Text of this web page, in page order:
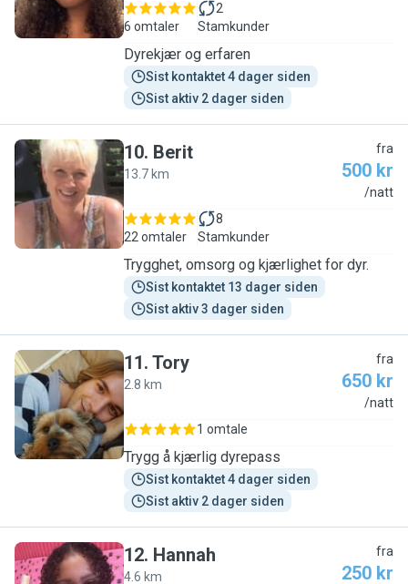
6 omtaler
2
Stamkunder
Dyrekjær og erfaren
Sist kontaktet 4 dager siden
Sist aktiv 2 dager siden
B
10. Berit
13.7 km
fra
500 kr
/natt
22 omtaler
8
Stamkunder
Trygghet, omsorg og kjærlighet for dyr.
Sist kontaktet 13 dager siden
Sist aktiv 3 dager siden
T
11. Tory
2.8 km
fra
650 kr
/natt
1 omtale
Trygg å kjærlig dyrepass
Sist kontaktet 4 dager siden
Sist aktiv 2 dager siden
12. Hannah
4.6 km
fra
250 kr